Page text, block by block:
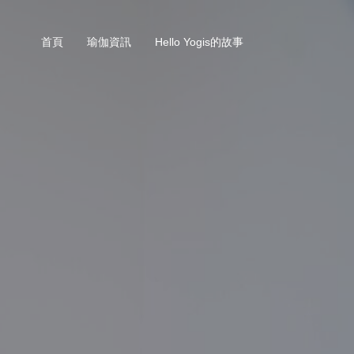
首頁 瑜伽資訊 Hello Yogis的故事